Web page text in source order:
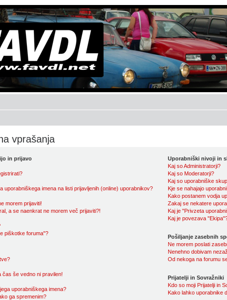
vprašanja
in prijavo
uporabniškega imena na listi prijavljenih (online) uporabnikov?
morem prijaviti!
a se naenkrat ne morem več prijaviti?!
piškotke foruma"?
čas še vedno ni pravilen!
uporabniškega imena?
ga spremenim?
Uporabniški nivoji in
Kaj so Administratorji?
Kaj so Moderatorji?
Kaj so uporabniške
Kje se nahajajo
Kako postanem vodja
Zakaj se nekatere
Kaj je "Privzeta
Kaj je povezava
Pošiljanje zasebnih
Ne morem poslati
Nenehno dobivam
Od nekoga na forumu
Prijatelji in Sovražniki
Kdo so moji Prijatelji in
Kako lahko uporabnike